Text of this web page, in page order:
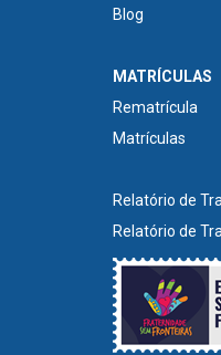
Blog
MATRÍCULAS
Rematrícula
Matrículas
Relatório de
Relatório de